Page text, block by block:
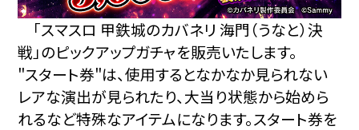
「スマスロ 甲鉄城のカバネリ 海門（うなと）決
戦」のピックアップガチャを販売いたします。
"スタート券"は、使用するとなかなか見られない
レアな演出が見られたり、大当り状態から始めら
れるなど特殊なアイテムになります。スタート券を